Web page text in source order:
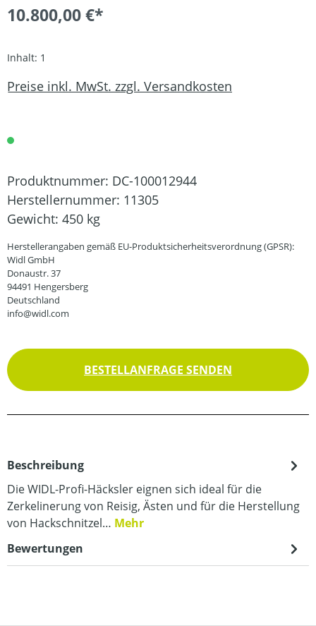
10.800,00 €*
Inhalt: 1
Preise inkl. MwSt. zzgl. Versandkosten
Produktnummer: DC-100012944
Herstellernummer: 11305
Gewicht: 450 kg
Herstellerangaben gemäß EU-Produktsicherheitsverordnung (GPSR):
Widl GmbH
Donaustr. 37
94491 Hengersberg
Deutschland
info@widl.com
BESTELLANFRAGE SENDEN
Beschreibung
Die WIDL-Profi-Häcksler eignen sich ideal für die
Zerkelinerung von Reisig, Ästen und für die Herstellung
von Hackschnitzel… Mehr
Bewertungen